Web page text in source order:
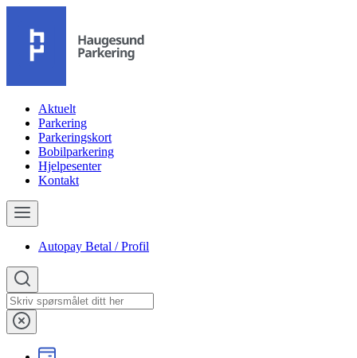
Aktuelt
Parkering
Parkeringskort
Bobilparkering
Hjelpesenter
Kontakt
Autopay Betal / Profil